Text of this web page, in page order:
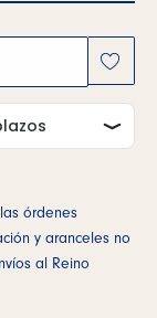
órdenes
y aranceles no
al Reino